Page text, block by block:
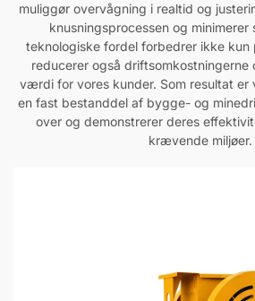
muliggør overvågning i realtid og
knusningsprocessen og minimerer
teknologiske fordel forbedrer ikke
reducerer også
værdi for vores kunder. Som resultat er
en fast bestanddel af bygge- og
over og demonstrerer deres
krævende miljøer.